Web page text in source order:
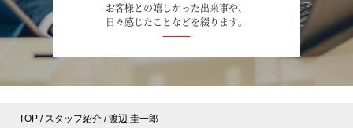
TOP スタッフ紹介 渡辺 圭一郎
お客様との嬉しかった出来事や、
日々感じたことなどを綴ります。